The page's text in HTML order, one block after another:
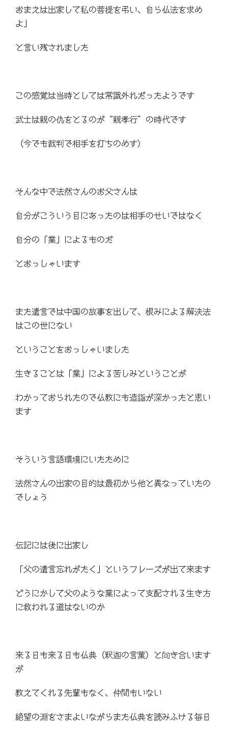
おまえは出家して私の菩提を弔い、自ら仏法を求め
よ」
と言い残されました
この感覚は当時としては常識外れだったようです
武士は親の仇をとるのが“親孝行”の時代です
（今でも裁判で相手を打ちのめす）
そんな中で法然さんのお父さんは
自分がこういう目にあったのは相手のせいではなく
自分の「業」によるものだ
とおっしゃいます
また遺言では中国の故事を出して、恨みによる解決法
はこの世にない
ということをおっしゃいました
生きることは「業」による苦しみということが
わかっておられたので仏教にも造詣が深かったと思い
ます
そういう言語環境にいたために
法然さんの出家の目的は最初から他と異なっていたの
でしょう
伝記には後に出家し
「父の遺言忘れがたく」というフレーズが出て来ます
どうにかして父のような業によって支配される生き方
に救われる道はないのか
来る日も来る日も仏典（釈迦の言葉）と向き合います
が
教えてくれる先輩もなく、仲間もいない
絶望の淵をさまよいながらまた仏典を読みふける毎日